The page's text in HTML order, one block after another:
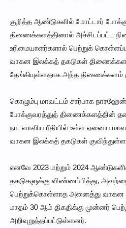
குறித்த ஆண்டுகளில் மோட்டார்
திணைக்களத்தினால் அச்சிடப்பட்ட
உரிமையாளர்களால் பெற்றுக்
வாகன இலக்கத் தகடுகள்
தேங்கியுள்ளதாக அந்த திணைக்களம்
கொழும்பு மாவட்டம் சார்பாக
போக்குவரத்துத் திணைக்களத்தின்
நாடளாவிய ரீதியில் உள்ள ஏனைய
வாகன இலக்கத் தகடுகள்
எனவே 2023 மற்றும் 2024
தகடுகளுக்கு விண்ணப்பித்து,
பெற்றுக்கொள்ளாத அனைத்து வாகன
மாதம் 30 ஆம் திகதிக்கு முன்னர்
அறிவுறுத்தப்பட்டுள்ளனர். ​